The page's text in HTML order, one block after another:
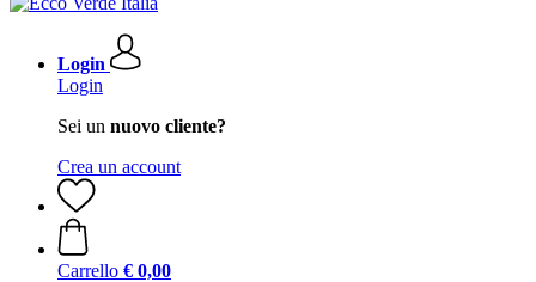
Login
Login
Sei un nuovo cliente?
Crea un account
Carrello € 0,00